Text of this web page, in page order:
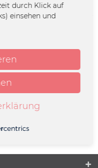
Bühnen – eine
Im...mehr
durch Klick auf
einsehen und